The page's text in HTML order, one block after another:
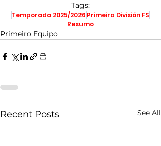
Tags:
Temporada 2025/2026 Primeira División FS
Resumo
Primeiro Equipo
Recent Posts See All